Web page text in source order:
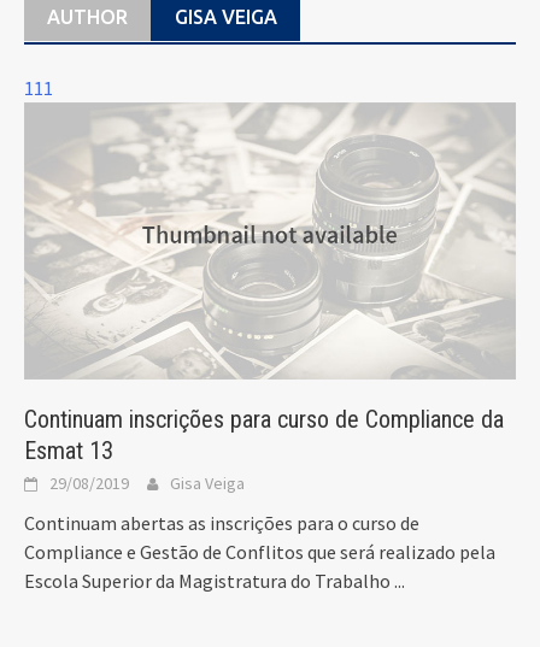
AUTHOR GISA VEIGA
111
Continuam inscrições para curso de Compliance da
Esmat 13
29/08/2019 Gisa Veiga
Continuam abertas as inscrições para o curso de
Compliance e Gestão de Conflitos que será realizado pela
Escola Superior da Magistratura do Trabalho ...